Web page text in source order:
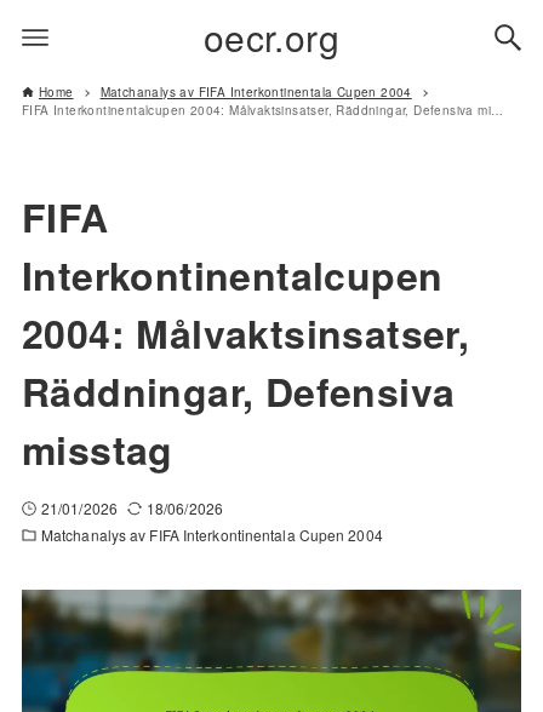
oecr.org
Home
Matchanalys av FIFA Interkontinentala Cupen 2004
FIFA Interkontinentalcupen 2004: Målvaktsinsatser, Räddningar, Defensiva misstag
FIFA
Interkontinentalcupen
2004: Målvaktsinsatser,
Räddningar, Defensiva
misstag
21/01/2026
18/06/2026
Matchanalys av FIFA Interkontinentala Cupen 2004